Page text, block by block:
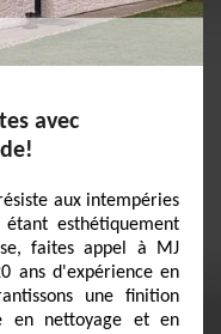
avec
aux intempéries
esthétiquement
faites appel à MJ
ans d'expérience en
une finition
en nettoyage et en